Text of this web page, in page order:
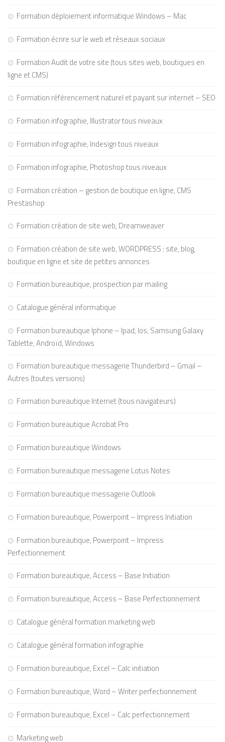
Formation déploiement informatique Windows – Mac
Formation écrire sur le web et réseaux sociaux
Formation Audit de votre site (tous sites web, boutiques en
ligne et CMS)
Formation référencement naturel et payant sur internet – SEO
Formation infographie, Illustrator tous niveaux
Formation infographie, Indesign tous niveaux
Formation infographie, Photoshop tous niveaux
Formation création – gestion de boutique en ligne, CMS
Prestashop
Formation création de site web, Dreamweaver
Formation création de site web, WORDPRESS : site, blog,
boutique en ligne et site de petites annonces
Formation bureautique, prospection par mailing
Catalogue général informatique
Formation bureautique Iphone – Ipad, Ios, Samsung Galaxy
Tablette, Androïd, Windows
Formation bureautique messagerie Thunderbird – Gmail –
Autres (toutes versions)
Formation bureautique Internet (tous navigateurs)
Formation bureautique Acrobat Pro
Formation bureautique Windows
Formation bureautique messagerie Lotus Notes
Formation bureautique messagerie Outlook
Formation bureautique, Powerpoint – Impress Initiation
Formation bureautique, Powerpoint – Impress
Perfectionnement
Formation bureautique, Access – Base Initiation
Formation bureautique, Access – Base Perfectionnement
Catalogue général formation marketing web
Catalogue général formation infographie
Formation bureautique, Excel – Calc initiation
Formation bureautique, Word – Writer perfectionnement
Formation bureautique, Excel – Calc perfectionnement
Marketing web